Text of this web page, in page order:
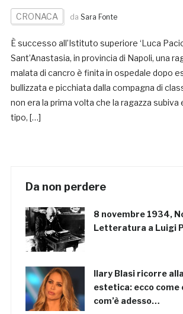
CRONACA da Sara Fonte
È successo all’Istituto superiore ‘Luca
Sant’Anastasia, in provincia di Napoli, una
malata di cancro è finita in ospedale dopo
bullizzata e picchiata dalla compagna di
non era la prima volta che la ragazza subiva
tipo, […]
Da non perdere
8 novembre 1934,
Letteratura a Luigi
Ilary Blasi ricorre
estetica: ecco come
com’è adesso…